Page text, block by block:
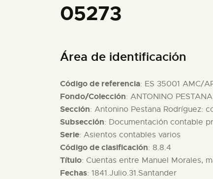
05273
Área de identificación
Código de referencia: ES 35001 AMC/
Fondo/Colección: ANTONINO
Sección: Antonino Pestana Rodríguez:
Subsección: Documentación contable
Serie: Asientos contables varios
Código de clasificación: 8.8.4
Título: Cuentas entre Manuel Morales,
Fechas: 1841.Julio.31.Santander